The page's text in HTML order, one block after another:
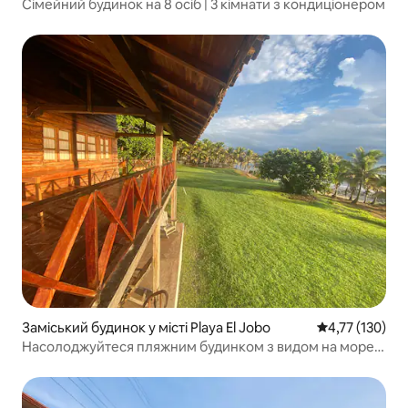
Сімейний будинок на 8 осіб | 3 кімнати з кондиціонером
Заміський будинок у місті Playa El Jobo Середня
4,77 (130)
Насолоджуйтеся пляжним будинком з видом на море